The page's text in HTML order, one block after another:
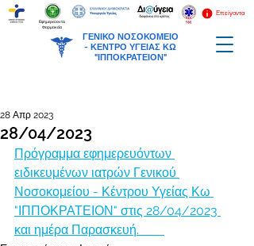
ΓΕΝΙΚΟ ΝΟΣΟΚΟΜΕΙΟ
- ΚΕΝΤΡΟ ΥΓΕΙΑΣ ΚΩ
"ΙΠΠΟΚΡΑΤΕΙΟΝ"
Επείγοντα
Εφημερεύοντα
Φαρμακεία
28/04/2023
28 Απρ 2023
Πρόγραμμα εφημερευόντων
ειδικευμένων ιατρών Γενικού
Νοσοκομείου - Κέντρου Υγείας Κω
"ΙΠΠΟΚΡΑΤΕΙΟΝ" στις 28/04/2023
και ημέρα Παρασκευή.